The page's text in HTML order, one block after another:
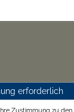
erforderlich
Zustimmung zu den